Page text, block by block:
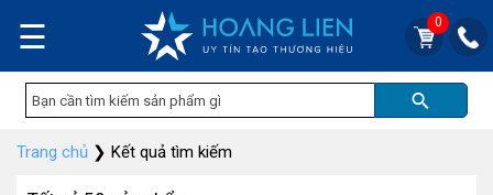
☰ 0
Trang chủ ❯ Kết quả tìm kiếm